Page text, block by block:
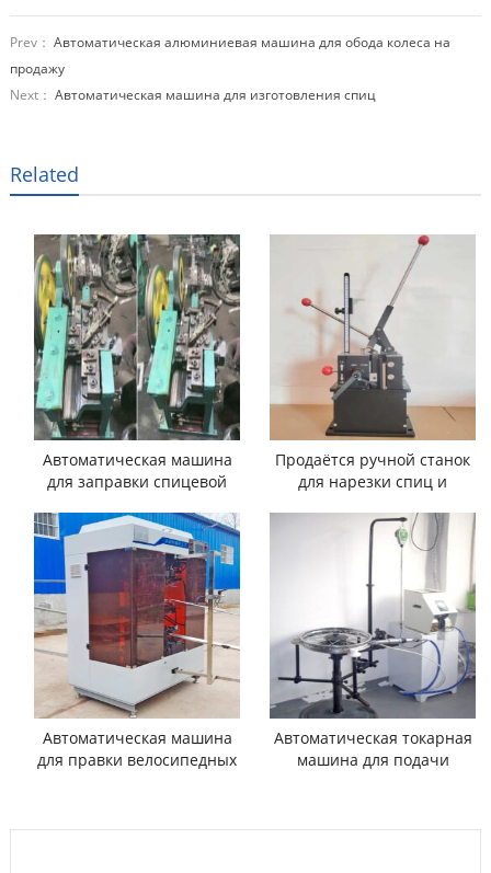
Prev： Автоматическая алюминиевая машина для обода колеса на
продажу
Next： Автоматическая машина для изготовления спиц
Related
Автоматическая машина
для заправки спицевой
Продаётся ручной станок
для нарезки спиц и
Автоматическая машина
для правки велосипедных
Автоматическая токарная
машина для подачи